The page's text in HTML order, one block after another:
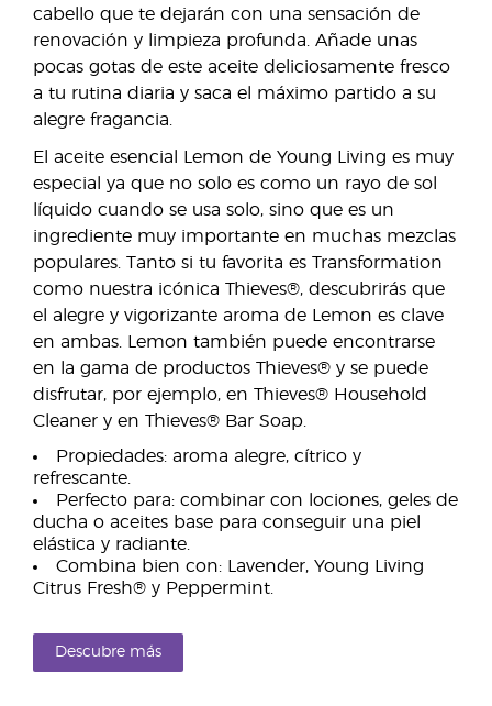
cabello que te dejarán con una sensación de
renovación y limpieza profunda. Añade unas
pocas gotas de este aceite deliciosamente fresco
a tu rutina diaria y saca el máximo partido a su
alegre fragancia.
El aceite esencial Lemon de Young Living es muy
especial ya que no solo es como un rayo de sol
líquido cuando se usa solo, sino que es un
ingrediente muy importante en muchas mezclas
populares. Tanto si tu favorita es Transformation
como nuestra icónica Thieves®, descubrirás que
el alegre y vigorizante aroma de Lemon es clave
en ambas. Lemon también puede encontrarse
en la gama de productos Thieves® y se puede
disfrutar, por ejemplo, en Thieves® Household
Cleaner y en Thieves® Bar Soap.
Propiedades: aroma alegre, cítrico y
refrescante.
Perfecto para: combinar con lociones, geles de
ducha o aceites base para conseguir una piel
elástica y radiante.
Combina bien con: Lavender, Young Living
Citrus Fresh® y Peppermint.
Descubre más